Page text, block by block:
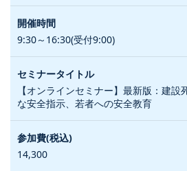
9:30～16:30(受付9:00)
【オンラインセミナー】最新版：建
な安全指示、若者への安全教育
14,300